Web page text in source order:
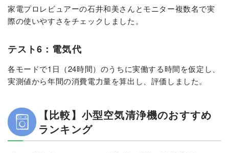
家電プロレビュアーの石井和美さんとモニター複数名で実
際の使いやすさをチェックしました。
テスト6：電気代
各モードで1日（24時間）のうちに実働する時間を仮定し、
実測値から年間の消費電力量を算出し、評価しました。
【比較】小型空気清浄機のおすすめ
ランキング